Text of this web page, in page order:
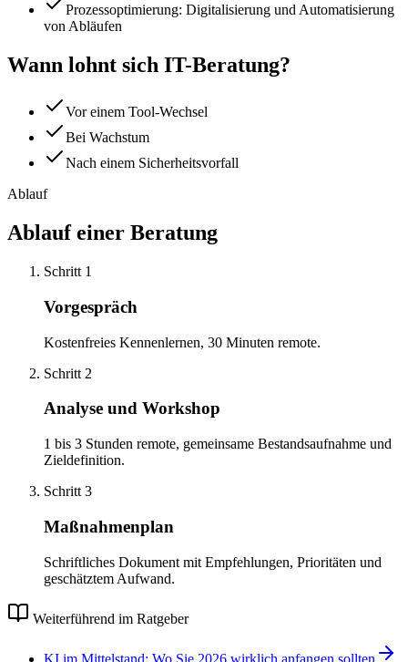
Prozessoptimierung: Digitalisierung und Automatisierung
von Abläufen
Wann lohnt sich IT-Beratung?
Vor einem Tool-Wechsel
Bei Wachstum
Nach einem Sicherheitsvorfall
Ablauf
Ablauf einer Beratung
Schritt 1
Vorgespräch
Kostenfreies Kennenlernen, 30 Minuten remote.
Schritt 2
Analyse und Workshop
1 bis 3 Stunden remote, gemeinsame Bestandsaufnahme und
Zieldefinition.
Schritt 3
Maßnahmenplan
Schriftliches Dokument mit Empfehlungen, Prioritäten und
geschätztem Aufwand.
Weiterführend im Ratgeber
KI im Mittelstand: Wo Sie 2026 wirklich anfangen sollten